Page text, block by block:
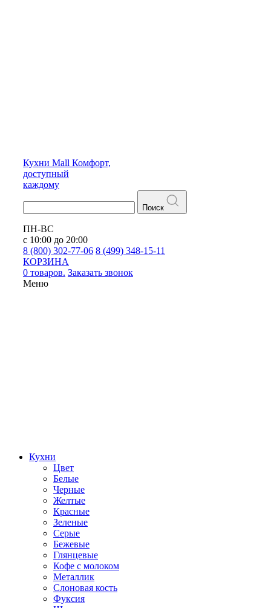
Кухни Mall Комфорт,
доступный
каждому
Поиск
ПН-ВС
с 10:00 до 20:00
8 (800) 302-77-06 8 (499) 348-15-11
КОРЗИНА
0 товаров. Заказать звонок
Меню
Кухни
Цвет
Белые
Черные
Желтые
Красные
Зеленые
Серые
Бежевые
Глянцевые
Кофе с молоком
Металлик
Слоновая кость
Фуксия